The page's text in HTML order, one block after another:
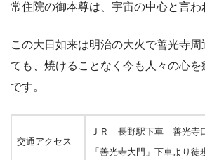
常住院の御本尊は、宇宙の中心と言わ
この大日如来は明治の大火で善光寺
ても、焼けることなく今も人々の心
です。
交通アクセス
ＪＲ 長野駅下車 善光寺
「善光寺大門」下車より徒